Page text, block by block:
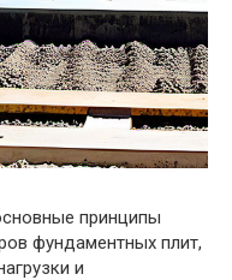
принципы
фундаментных плит,
и